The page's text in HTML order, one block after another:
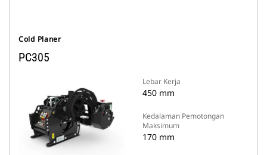
Cold Planer
PC305
Lebar Kerja
450 mm
Kedalaman Pemotongan
Maksimum
170 mm